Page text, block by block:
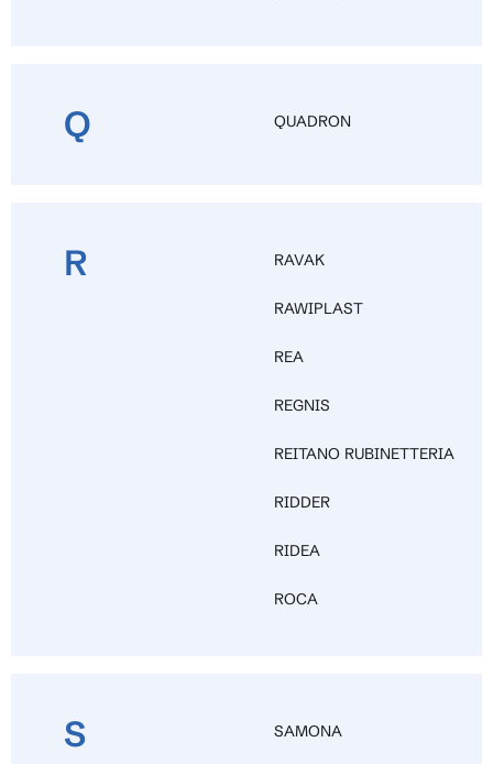
Q QUADRON
R RAVAK
RAWIPLAST
REA
REGNIS
REITANO RUBINETTERIA
RIDDER
RIDEA
ROCA
S SAMONA